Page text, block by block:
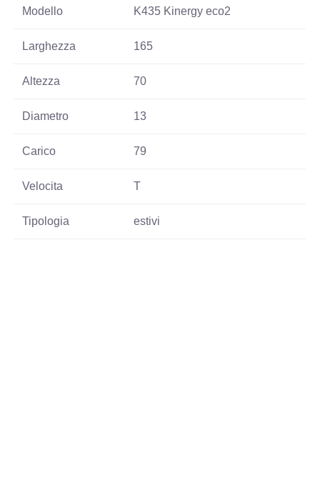
Modello K435 Kinergy eco2
Larghezza 165
Altezza 70
Diametro 13
Carico 79
Velocita T
Tipologia estivi